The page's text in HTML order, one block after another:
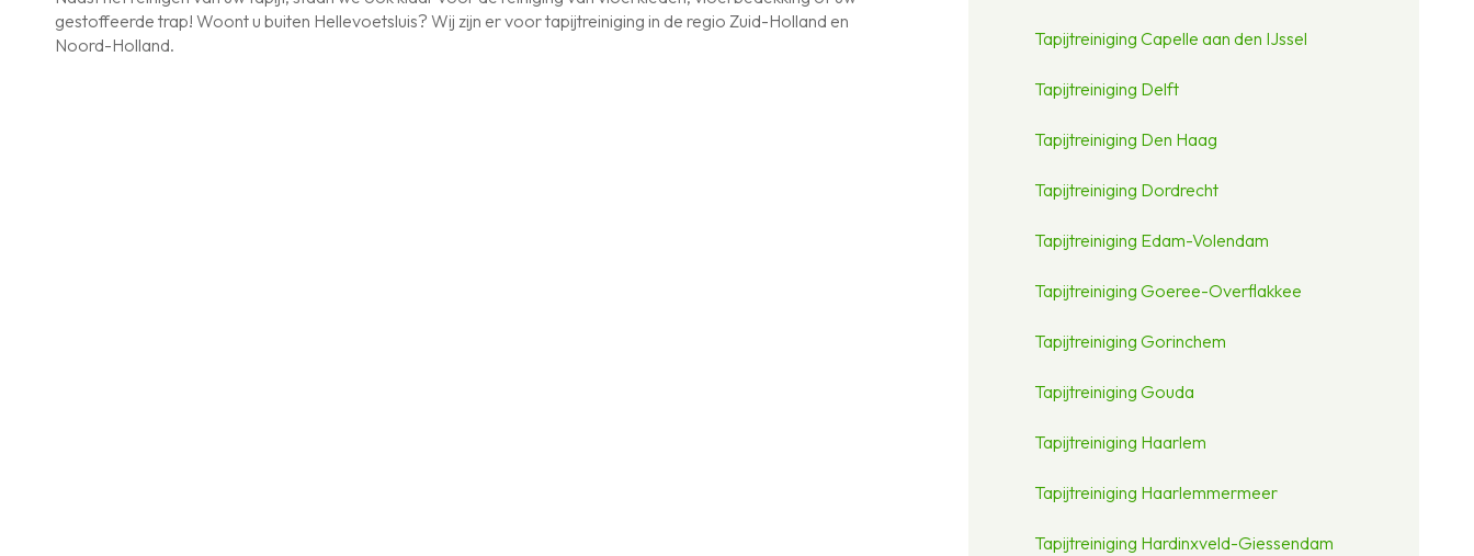
gestoffeerde trap! Woont u buiten Hellevoetsluis? Wij zijn er voor tapijtreiniging in de regio Zuid-Holland en
Noord-Holland.
Tapijtreiniging Capelle aan den IJssel
Tapijtreiniging Delft
Tapijtreiniging Den Haag
Tapijtreiniging Dordrecht
Tapijtreiniging Edam-Volendam
Tapijtreiniging Goeree-Overflakkee
Tapijtreiniging Gorinchem
Tapijtreiniging Gouda
Tapijtreiniging Haarlem
Tapijtreiniging Haarlemmermeer
Tapijtreiniging Hardinxveld-Giessendam